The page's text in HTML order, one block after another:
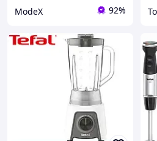
ModeX 92%